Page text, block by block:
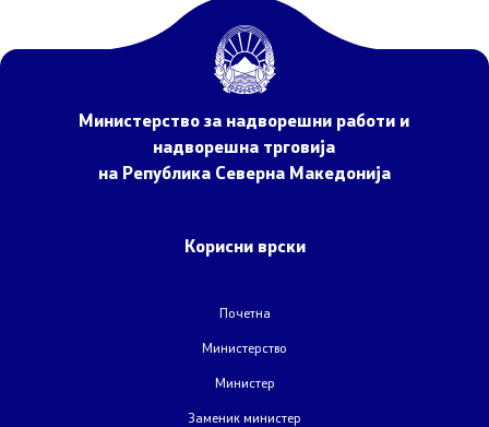
Прашањето за името
Посети ја Северна Македонија
Европски систем за влез и излез и патни одобренија
Колку сте задоволни од конзуларните услуги
Министерство за надворешни работи и
надворешна трговија
на Република Северна Македонија
Корисни врски
Почетна
Министерство
Министер
Заменик министер